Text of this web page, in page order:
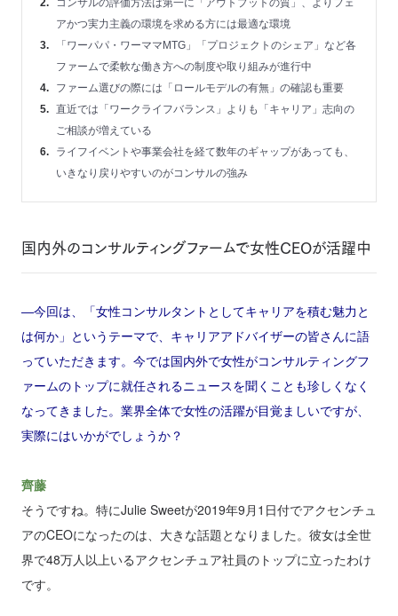
コンサルの評価方法は第一に「アウトプットの質」、よりフェ
アかつ実力主義の環境を求める方には最適な環境
「ワーパパ・ワーママMTG」「プロジェクトのシェア」など各
ファームで柔軟な働き方への制度や取り組みが進行中
ファーム選びの際には「ロールモデルの有無」の確認も重要
直近では「ワークライフバランス」よりも「キャリア」志向の
ご相談が増えている
ライフイベントや事業会社を経て数年のギャップがあっても、
いきなり戻りやすいのがコンサルの強み
国内外のコンサルティングファームで女性CEOが活躍中
―今回は、「女性コンサルタントとしてキャリアを積む魅力と
は何か」というテーマで、キャリアアドバイザーの皆さんに語
っていただきます。今では国内外で女性がコンサルティングフ
ァームのトップに就任されるニュースを聞くことも珍しくなく
なってきました。業界全体で女性の活躍が目覚ましいですが、
実際にはいかがでしょうか？
齊藤
そうですね。特にJulie Sweetが2019年9月1日付でアクセンチュ
アのCEOになったのは、大きな話題となりました。彼女は全世
界で48万人以上いるアクセンチュア社員のトップに立ったわけ
です。